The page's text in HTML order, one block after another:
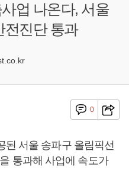
업 나온다, 서울
전진단 통과
0
된 서울 송파구 올림픽선
통과해 사업에 속도가